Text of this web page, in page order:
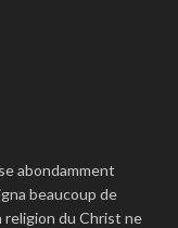
abondamment
beaucoup de
religion du Christ ne